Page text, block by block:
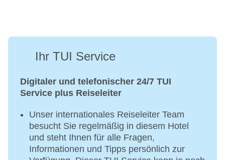
Ihr TUI Service
Digitaler und telefonischer 24/7 TUI
Service plus Reiseleiter
Unser internationales Reiseleiter Team
besucht Sie regelmäßig in diesem Hotel
und steht Ihnen für alle Fragen,
Informationen und Tipps persönlich zur